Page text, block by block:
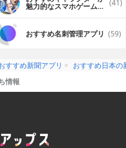
魅力的なスマホゲームア (41)
おすすめ名刺管理アプリ (59)
すすめ新聞アプリ
おすすめ日本の
情報